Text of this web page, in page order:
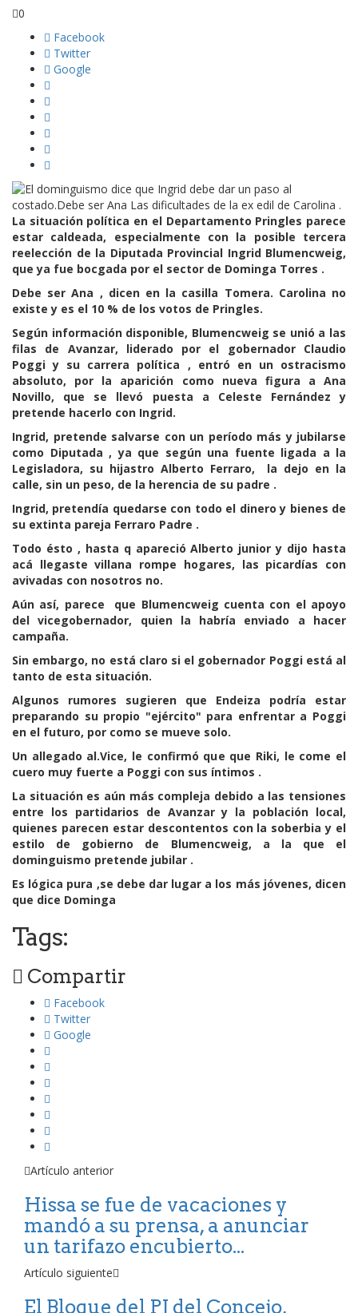
0
Facebook
Twitter
Google
La situación política en el Departamento Pringles parece
estar caldeada, especialmente con la posible tercera
reelección de la Diputada Provincial Ingrid Blumencweig,
que ya fue bocgada por el sector de Dominga Torres .
Debe ser Ana , dicen en la casilla Tomera. Carolina no
existe y es el 10 % de los votos de Pringles.
Según información disponible, Blumencweig se unió a las
filas de Avanzar, liderado por el gobernador Claudio
Poggi y su carrera política , entró en un ostracismo
absoluto, por la aparición como nueva figura a Ana
Novillo, que se llevó puesta a Celeste Fernández y
pretende hacerlo con Ingrid.
Ingrid, pretende salvarse con un período más y jubilarse
como Diputada , ya que según una fuente ligada a la
Legisladora, su hijastro Alberto Ferraro, la dejo en la
calle, sin un peso, de la herencia de su padre .
Ingrid, pretendía quedarse con todo el dinero y bienes de
su extinta pareja Ferraro Padre .
Todo ésto , hasta q apareció Alberto junior y dijo hasta
acá llegaste villana rompe hogares, las picardías con
avivadas con nosotros no.
Aún así, parece que Blumencweig cuenta con el apoyo
del vicegobernador, quien la habría enviado a hacer
campaña.
Sin embargo, no está claro si el gobernador Poggi está al
tanto de esta situación.
Algunos rumores sugieren que Endeiza podría estar
preparando su propio "ejército" para enfrentar a Poggi
en el futuro, por como se mueve solo.
Un allegado al.Vice, le confirmó que que Riki, le come el
cuero muy fuerte a Poggi con sus íntimos .
La situación es aún más compleja debido a las tensiones
entre los partidarios de Avanzar y la población local,
quienes parecen estar descontentos con la soberbia y el
estilo de gobierno de Blumencweig, a la que el
dominguismo pretende jubilar .
Es lógica pura ,se debe dar lugar a los más jóvenes, dicen
que dice Dominga
Tags:
Compartir
Facebook
Twitter
Google
Artículo anterior
Hissa se fue de vacaciones y
mandó a su prensa, a anunciar
un tarifazo encubierto...
Artículo siguiente
El Bloque del PJ del Concejo,